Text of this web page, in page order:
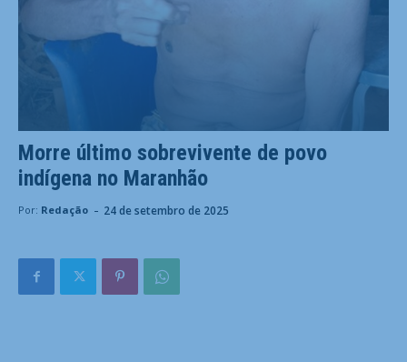
Morre último sobrevivente de povo
indígena no Maranhão
Por: Redação - 24 de setembro de 2025